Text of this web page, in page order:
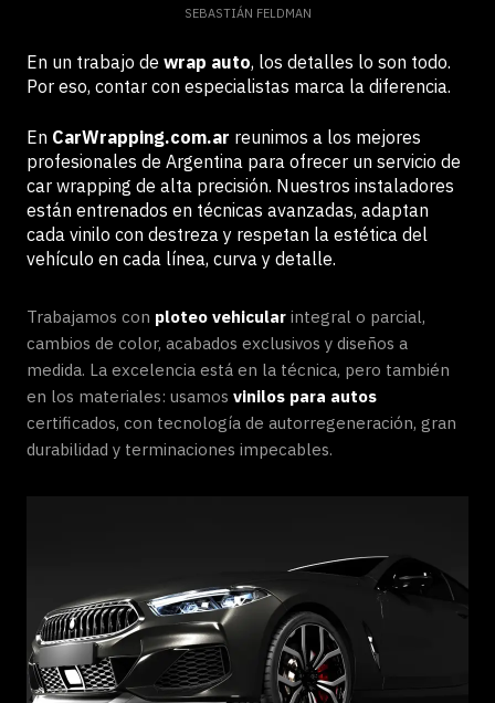
SEBASTIÁN FELDMAN
En un trabajo de wrap auto, los detalles lo son todo.
Por eso, contar con especialistas marca la diferencia.
En CarWrapping.com.ar reunimos a los mejores
profesionales de Argentina para ofrecer un servicio de
car wrapping de alta precisión. Nuestros instaladores
están entrenados en técnicas avanzadas, adaptan
cada vinilo con destreza y respetan la estética del
vehículo en cada línea, curva y detalle.
Trabajamos con ploteo vehicular integral o parcial,
cambios de color, acabados exclusivos y diseños a
medida. La excelencia está en la técnica, pero también
en los materiales: usamos vinilos para autos
certificados, con tecnología de autorregeneración, gran
durabilidad y terminaciones impecables.